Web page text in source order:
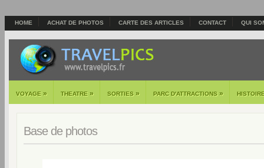
HOME ACHAT DE PHOTOS CARTE DES ARTICLES CONTACT QUI
VOYAGE » THEATRE » SORTIES » PARC D'ATTRACTIONS »
Base de photos